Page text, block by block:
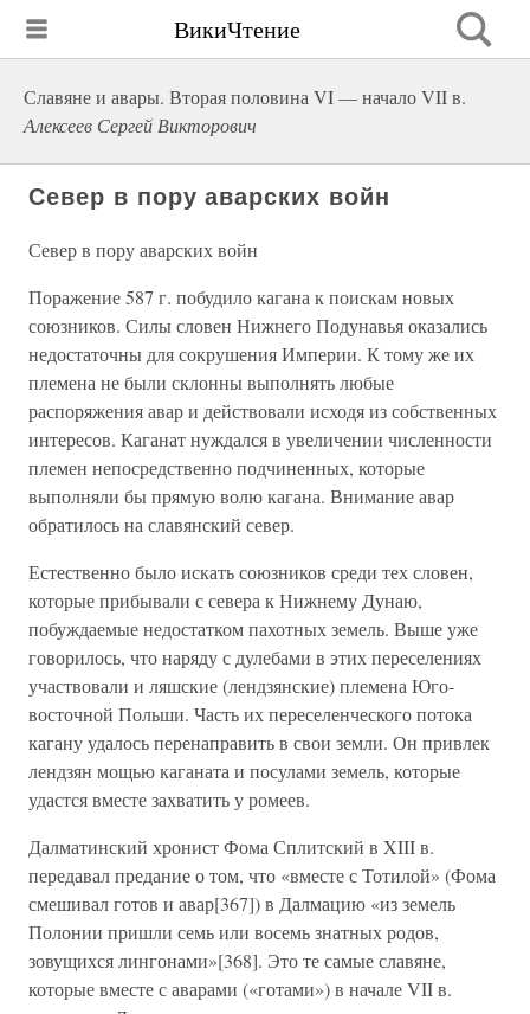
ВикиЧтение
Славяне и авары. Вторая половина VI — начало VII в.
Алексеев Сергей Викторович
Север в пору аварских войн
Север в пору аварских войн
Поражение 587 г. побудило кагана к поискам новых
союзников. Силы словен Нижнего Подунавья оказались
недостаточны для сокрушения Империи. К тому же их
племена не были склонны выполнять любые
распоряжения авар и действовали исходя из собственных
интересов. Каганат нуждался в увеличении численности
племен непосредственно подчиненных, которые
выполняли бы прямую волю кагана. Внимание авар
обратилось на славянский север.
Естественно было искать союзников среди тех словен,
которые прибывали с севера к Нижнему Дунаю,
побуждаемые недостатком пахотных земель. Выше уже
говорилось, что наряду с дулебами в этих переселениях
участвовали и ляшские (лендзянские) племена Юго-
восточной Польши. Часть их переселенческого потока
кагану удалось перенаправить в свои земли. Он привлек
лендзян мощью каганата и посулами земель, которые
удастся вместе захватить у ромеев.
Далматинский хронист Фома Сплитский в XIII в.
передавал предание о том, что «вместе с Тотилой» (Фома
смешивал готов и авар[367]) в Далмацию «из земель
Полонии пришли семь или восемь знатных родов,
зовущихся лингонами»[368]. Это те самые славяне,
которые вместе с аварами («готами») в начале VII в.